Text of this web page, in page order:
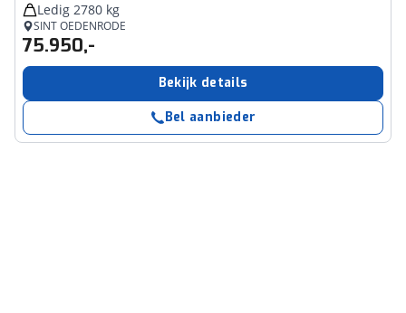
Ledig 2780 kg
SINT OEDENRODE
75.950,-
Bekijk details
Bel aanbieder